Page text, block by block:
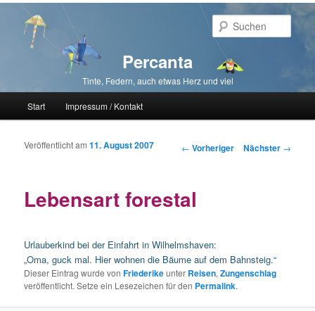
Percanta
Tinte, Federn, auch etwas Herz und viel
Zum primären Inhalt springen
Zum sekundären Inhalt springen
Start Impressum / Kontakt
Beitragsnavigation
← Vorheriger Nächster →
Lebensart forestal
Veröffentlicht am11. August 2007
Urlauberkind bei der Einfahrt in Wilhelmshaven:
„Oma, guck mal. Hier wohnen die Bäume auf dem Bahnsteig.“
Dieser Eintrag wurde vonFriederikeunter Reisen,Zungenschlag
veröffentlicht. Setze ein Lesezeichen für den Permalink.